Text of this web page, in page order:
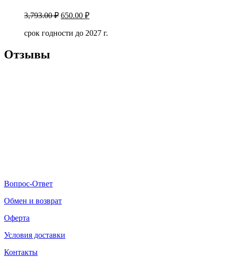
3,793.00₽ 650.00 ₽
срок годности до 2027 г.
Отзывы
Вопрос-Ответ
Обмен и возврат
Оферта
Условия доставки
Контакты